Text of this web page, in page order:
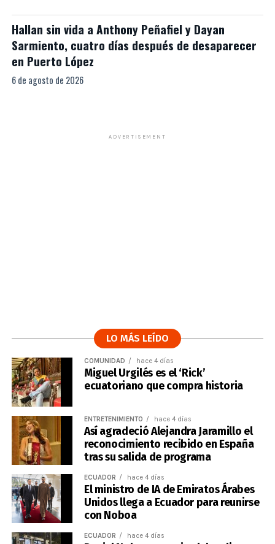
Hallan sin vida a Anthony Peñafiel y Dayan
Sarmiento, cuatro días después de desaparecer
en Puerto López
6 de agosto de 2026
ADVERTISEMENT
LO MÁS LEÍDO
COMUNIDAD hace 4 días
Miguel Urgilés es el ‘Rick’
ecuatoriano que compra historia
ENTRETENIMIENTO hace 4 días
Así agradeció Alejandra Jaramillo el
reconocimiento recibido en España
tras su salida de programa
ECUADOR hace 4 días
El ministro de IA de Emiratos Árabes
Unidos llega a Ecuador para reunirse
con Noboa
ECUADOR hace 4 días